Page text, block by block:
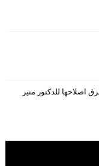
اصلاحها للدكتور منير